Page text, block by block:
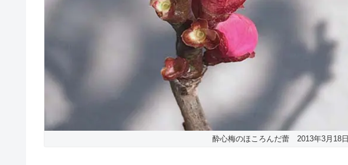
酔心梅のほころんだ蕾 2013年3月18日